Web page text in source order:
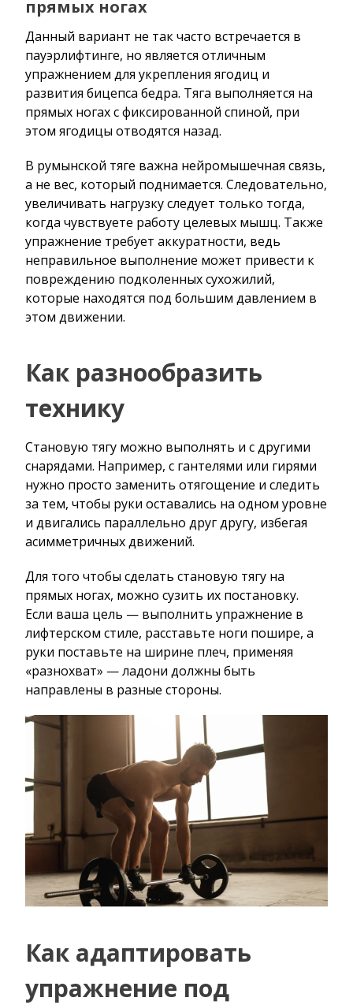
прямых ногах
Данный вариант не так часто встречается в
пауэрлифтинге, но является отличным
упражнением для укрепления ягодиц и
развития бицепса бедра. Тяга выполняется на
прямых ногах с фиксированной спиной, при
этом ягодицы отводятся назад.
В румынской тяге важна нейромышечная связь,
а не вес, который поднимается. Следовательно,
увеличивать нагрузку следует только тогда,
когда чувствуете работу целевых мышц. Также
упражнение требует аккуратности, ведь
неправильное выполнение может привести к
повреждению подколенных сухожилий,
которые находятся под большим давлением в
этом движении.
Как разнообразить
технику
Становую тягу можно выполнять и с другими
снарядами. Например, с гантелями или гирями
нужно просто заменить отягощение и следить
за тем, чтобы руки оставались на одном уровне
и двигались параллельно друг другу, избегая
асимметричных движений.
Для того чтобы сделать становую тягу на
прямых ногах, можно сузить их постановку.
Если ваша цель — выполнить упражнение в
лифтерском стиле, расставьте ноги пошире, а
руки поставьте на ширине плеч, применяя
«разнохват» — ладони должны быть
направлены в разные стороны.
Как адаптировать
упражнение под